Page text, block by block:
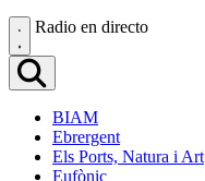
Radio en directo
BIAM
Ebrergent
Els Ports, Natura i Art
Eufònic